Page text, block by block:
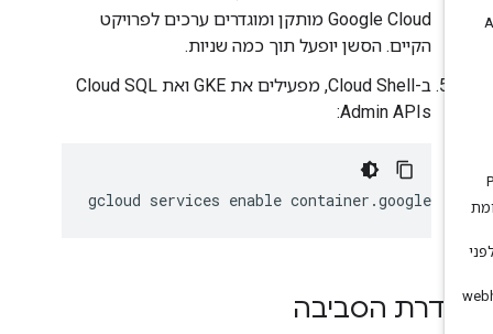
Google Cloud מותקן ומוגדרים ערכים לפרויקט
הקיים. הסשן יופעל תוך כמה שניות.
ב-Cloud Shell, מפעילים את GKE ואת Cloud SQL
Admin APIs:
הסביבה